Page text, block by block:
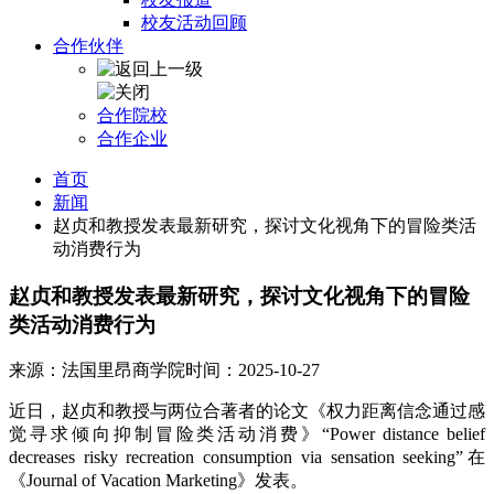
校友活动回顾
合作伙伴
合作院校
合作企业
首页
新闻
赵贞和教授发表最新研究，探讨文化视角下的冒险类活
动消费行为
赵贞和教授发表最新研究，探讨文化视角下的冒险
类活动消费行为
来源：法国里昂商学院时间：2025-10-27
近日，赵贞和教授与两位合著者的论文《权力距离信念通过感
觉寻求倾向抑制冒险类活动消费》“Power distance belief
decreases risky recreation consumption via sensation seeking”在
《Journal of Vacation Marketing》发表。